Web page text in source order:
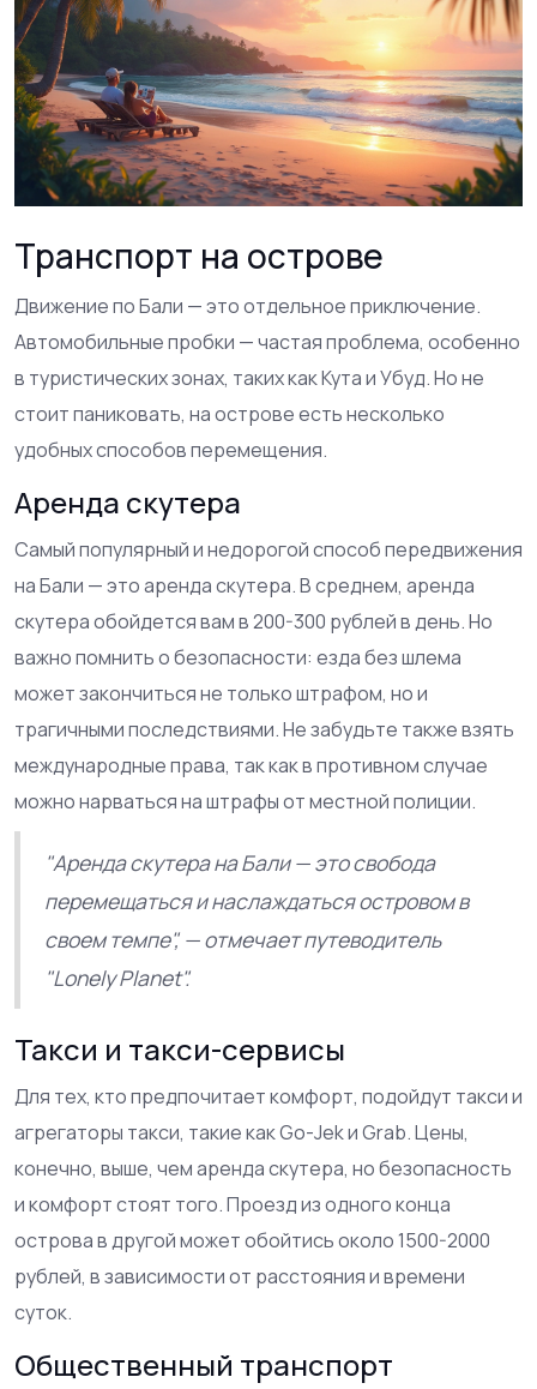
Транспорт на острове
Движение по Бали — это отдельное приключение.
Автомобильные пробки — частая проблема, особенно
в туристических зонах, таких как Кута и Убуд. Но не
стоит паниковать, на острове есть несколько
удобных способов перемещения.
Аренда скутера
Самый популярный и недорогой способ передвижения
на Бали — это аренда скутера. В среднем, аренда
скутера обойдется вам в 200-300 рублей в день. Но
важно помнить о безопасности: езда без шлема
может закончиться не только штрафом, но и
трагичными последствиями. Не забудьте также взять
международные права, так как в противном случае
можно нарваться на штрафы от местной полиции.
"Аренда скутера на Бали — это свобода
перемещаться и наслаждаться островом в
своем темпе", — отмечает путеводитель
"Lonely Planet".
Такси и такси-сервисы
Для тех, кто предпочитает комфорт, подойдут такси и
агрегаторы такси, такие как Go-Jek и Grab. Цены,
конечно, выше, чем аренда скутера, но безопасность
и комфорт стоят того. Проезд из одного конца
острова в другой может обойтись около 1500-2000
рублей, в зависимости от расстояния и времени
суток.
Общественный транспорт